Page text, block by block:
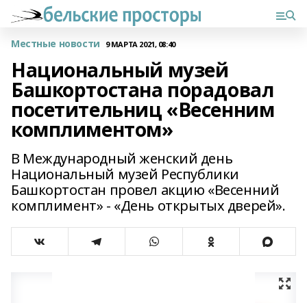
Местные новости 9 МАРТА 2021, 08:40
Национальный музей
Башкортостана порадовал
посетительниц «Весенним
комплиментом»
В Международный женский день
Национальный музей Республики
Башкортостан провел акцию «Весенний
комплимент» - «День открытых дверей».